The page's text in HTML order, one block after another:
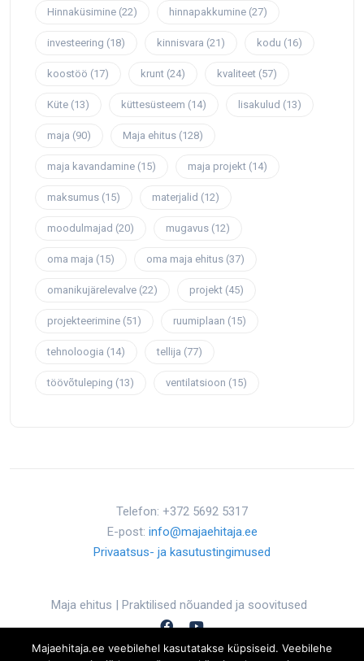
Hinnaküsimine (22) hinnapakkumine (27)
investeering (18) kinnisvara (21) kodu (16)
koostöö (17) krunt (24) kvaliteet (57)
Küte (13) küttesüsteem (14) lisakulud (13)
maja (90) Maja ehitus (128)
maja kavandamine (15) maja projekt (14)
maksumus (15) materjalid (12)
moodulmajad (20) mugavus (12)
oma maja (15) oma maja ehitus (37)
omanikujärelevalve (22) projekt (45)
projekteerimine (51) ruumiplaan (15)
tehnoloogia (14) tellija (77)
töövõtuleping (13) ventilatsioon (15)
Telefon: +372 5692 5317
E-post: info@majaehitaja.ee
Privaatsus- ja kasutustingimused
Maja ehitus | Praktilised nõuanded ja soovitused
Majaehitaja.ee veebilehel kasutatakse küpsiseid. Veebilehe